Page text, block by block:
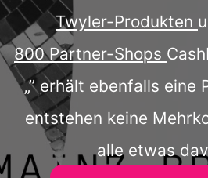
Twyler-Produkten
800 Partner-Shops
„” erhält ebenfalls eine
entstehen keine
alle etwas